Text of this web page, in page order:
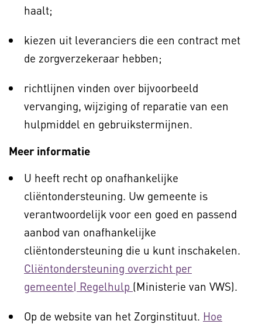
haalt;
kiezen uit leveranciers die een contract met
de zorgverzekeraar hebben;
richtlijnen vinden over bijvoorbeeld
vervanging, wijziging of reparatie van een
hulpmiddel en gebruikstermijnen.
Meer informatie
U heeft recht op onafhankelijke
cliëntondersteuning. Uw gemeente is
verantwoordelijk voor een goed en passend
aanbod van onafhankelijke
cliëntondersteuning die u kunt inschakelen.
Cliëntondersteuning overzicht per
gemeente| Regelhulp (Ministerie van VWS).
Op de website van het Zorginstituut. Hoe